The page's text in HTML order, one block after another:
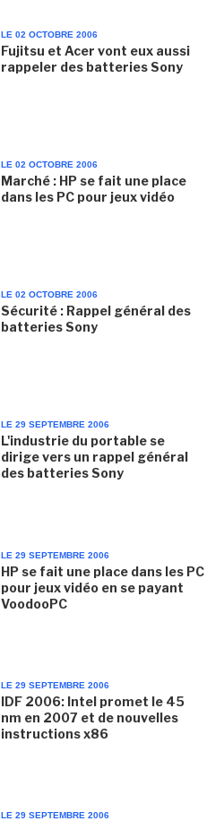
LE 02 OCTOBRE 2006
Fujitsu et Acer vont eux aussi
rappeler des batteries Sony
LE 02 OCTOBRE 2006
Marché : HP se fait une place
dans les PC pour jeux vidéo
LE 02 OCTOBRE 2006
Sécurité : Rappel général des
batteries Sony
LE 29 SEPTEMBRE 2006
L'industrie du portable se
dirige vers un rappel général
des batteries Sony
LE 29 SEPTEMBRE 2006
HP se fait une place dans les PC
pour jeux vidéo en se payant
VoodooPC
LE 29 SEPTEMBRE 2006
IDF 2006: Intel promet le 45
nm en 2007 et de nouvelles
instructions x86
LE 29 SEPTEMBRE 2006